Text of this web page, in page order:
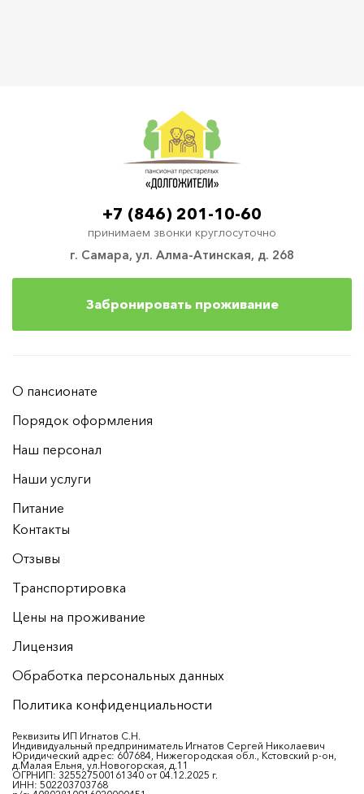
г. Самара, ул. Алма-Атинская, д. 268
+7 (846) 201-10-60
принимаем звонки круглосуточно
Забронировать проживание
О пансионате
Порядок оформления
Наш персонал
Наши услуги
Питание
Контакты
Отзывы
Транспортировка
Цены на проживание
Лицензия
Обработка персональных данных
Политика конфиденциальности
Реквизиты ИП Игнатов С.Н.
Индивидуальный предприниматель Игнатов Сергей Николаевич
Юридический адрес: 607684, Нижегородская обл., Кстовский р-он,
д.Малая Ельня, ул.Новогорская, д.11
ОГРНИП: 325527500161340 от 04.12.2025 г.
ИНН: 502203703768